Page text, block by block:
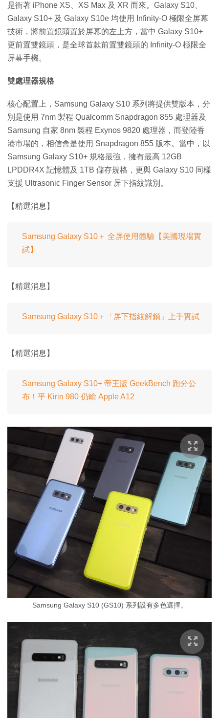
是衝著 iPhone XS、XS Max 及 XR 而來。Galaxy S10、
Galaxy S10+ 及 Galaxy S10e 均使用 Infinity-O 極限全屏幕
技術，將前置鏡頭置於屏幕的左上方，當中 Galaxy S10+
更前置雙鏡頭，是全球首款前置雙鏡頭的 Infinity-O 極限全
屏幕手機。
雙處理器規格
核心配置上，Samsung Galaxy S10 系列將提供雙版本，分
別是使用 7nm 製程 Qualcomm Snapdragon 855 處理器及
Samsung 自家 8nm 製程 Exynos 9820 處理器，而登陸香
港市場的，相信會是使用 Snapdragon 855 版本。當中，以
Samsung Galaxy S10+ 規格最強，擁有最高 12GB
LPDDR4X 記憶體及 1TB 儲存規格，更與 Galaxy S10 同樣
支援 Ultrasonic Finger Sensor 屏下指紋識別。
【精選消息】
Samsung Galaxy S10＋ 全屏使用體驗【美國現場實
試】
【精選消息】
Samsung Galaxy S10＋「屏下指紋解鎖」上手實試
【精選消息】
Samsung Galaxy S10+ 帝王版 GeekBench 跑分公
布！平 Kirin 980 仍輸 Apple A12
Samsung Galaxy S10 (GS10) 系列設有多色選擇。